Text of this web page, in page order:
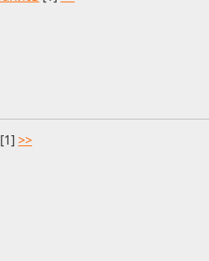
[1] >>